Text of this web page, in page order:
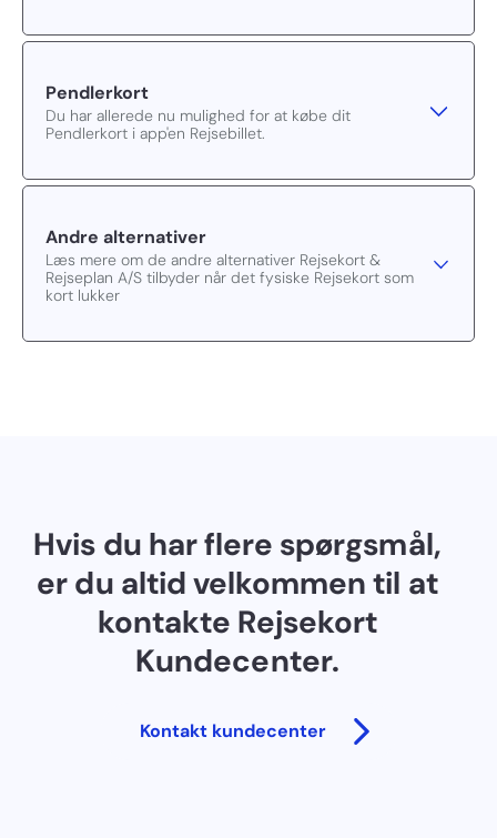
Pendlerkort
Du har allerede nu mulighed for at købe dit
Pendlerkort i app'en Rejsebillet.
Andre alternativer
Læs mere om de andre alternativer Rejsekort &
Rejseplan A/S tilbyder når det fysiske Rejsekort som
kort lukker
Hvis du har flere spørgsmål,
er du altid velkommen til at
kontakte Rejsekort
Kundecenter.
Kontakt kundecenter